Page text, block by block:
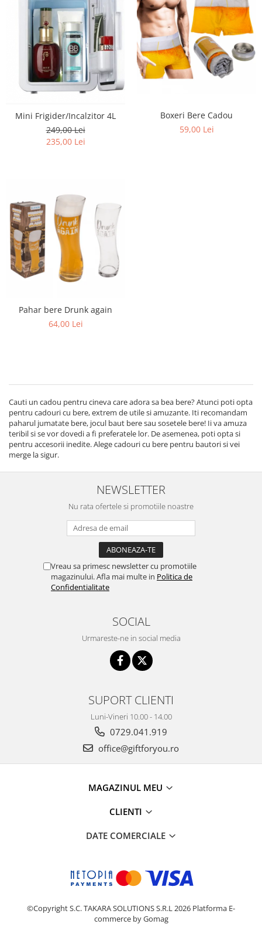
Mini Frigider/Incalzitor 4L
249,00 Lei
235,00 Lei
Boxeri Bere Cadou
59,00 Lei
Pahar bere Drunk again
64,00 Lei
Cauti un cadou pentru cineva care adora sa bea bere? Atunci poti opta
pentru cadouri cu bere, extrem de utile si amuzante. Iti recomandam
paharul jumatate bere, jocul baut bere sau sosetele bere! Ii va amuza
teribil si se vor dovedi a fi preferatele lor. De asemenea, poti opta si
pentru accesorii inedite. Alege cadouri cu bere pentru bautori si vei
merge la sigur.
NEWSLETTER
Nu rata ofertele si promotiile noastre
Vreau sa primesc newsletter cu promotiile
magazinului. Afla mai multe in Politica de
Confidentialitate
SOCIAL
Urmareste-ne in social media
SUPORT CLIENTI
Luni-Vineri 10.00 - 14.00
0729.041.919
office@giftforyou.ro
MAGAZINUL MEU
CLIENTI
DATE COMERCIALE
©Copyright S.C. TAKARA SOLUTIONS S.R.L 2026 Platforma E-
commerce by Gomag